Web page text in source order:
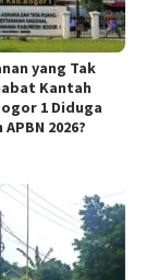
yang Tak
Kantah
1 Diduga
2026?